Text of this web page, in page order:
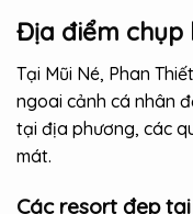
Địa điểm chụp
Tại Mũi Né, Phan
ngoai cảnh cá nhân
tại địa phương, các
mát.
Các resort đẹp